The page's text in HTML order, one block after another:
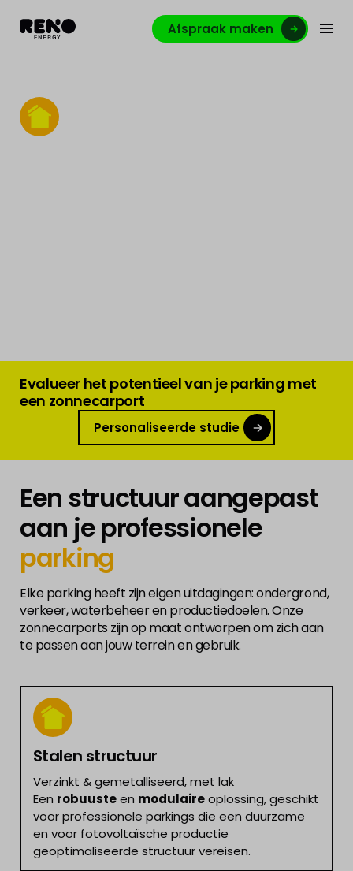
Afspraak maken
Evalueer het potentieel van je parking met
een zonnecarport
Personaliseerde studie
Een structuur aangepast
aan je professionele
parking
Elke parking heeft zijn eigen uitdagingen: ondergrond,
verkeer, waterbeheer en productiedoelen. Onze
zonnecarports zijn op maat ontworpen om zich aan
te passen aan jouw terrein en gebruik.
Stalen structuur
Verzinkt & gemetalliseerd, met lak
Een robuusteen modulaireoplossing, geschikt
voor professionele parkings die een duurzame
en voor fotovoltaïsche productie
geoptimaliseerde structuur vereisen.